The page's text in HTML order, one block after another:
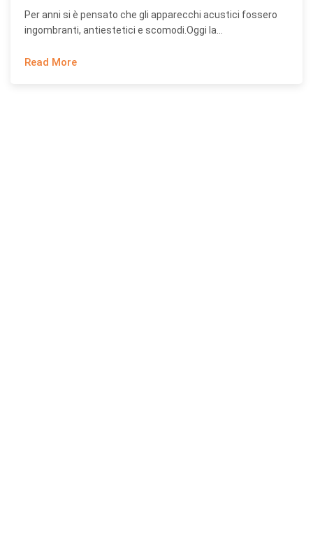
Per anni si è pensato che gli apparecchi acustici fossero
ingombranti, antiestetici e scomodi.Oggi la…
Read More